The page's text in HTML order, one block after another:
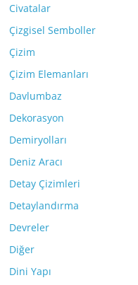
Civatalar
Çizgisel Semboller
Çizim
Çizim Elemanları
Davlumbaz
Dekorasyon
Demiryolları
Deniz Aracı
Detay Çizimleri
Detaylandırma
Devreler
Diğer
Dini Yapı